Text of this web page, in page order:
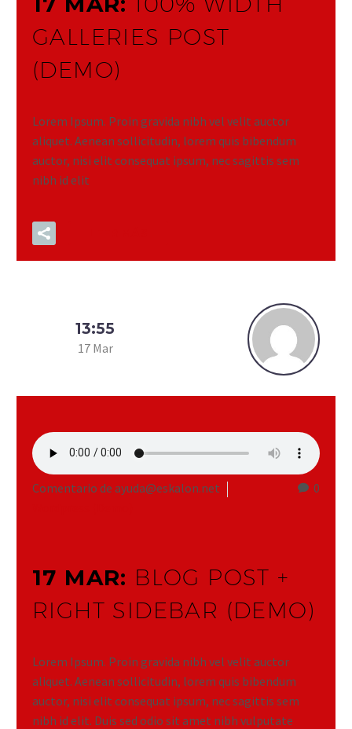
GALLERIES POST
(DEMO)
Lorem Ipsum. Proin gravida nibh vel velit auctor
aliquet. Aenean sollicitudin, lorem quis bibendum
auctor, nisi elit consequat ipsum, nec sagittis sem
nibh id elit
13:55
17 Mar
Comentario de ayuda@eskalon.net
0
17 MAR: BLOG POST +
RIGHT SIDEBAR (DEMO)
Lorem Ipsum. Proin gravida nibh vel velit auctor
aliquet. Aenean sollicitudin, lorem quis bibendum
auctor, nisi elit consequat ipsum, nec sagittis sem
nibh id elit. Duis sed odio sit amet nibh vulputate